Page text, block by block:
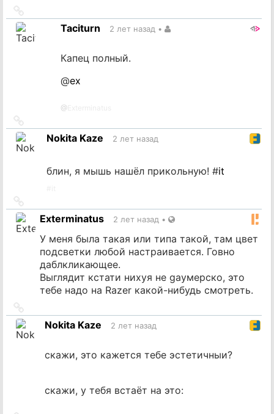
на
источникTaciturn 2 лет назад •
Капец полный.
@ex
@
на
источникNokita Kaze 2 лет назад
блин, я мышь нашёл прикольную! #it
на
источник
Exterminatus 2 лет назад •
У меня была такая или типа такой, там цвет
подсветки любой настраивается. Говно
даблкликающее.
Выглядит кстати нихуя не gayмерско, это
тебе надо на Razer какой-нибудь смотреть.
на
источникNokita Kaze 2 лет назад
скажи, это кажется тебе эстетичныи?
скажи, у тебя встаёт на это: